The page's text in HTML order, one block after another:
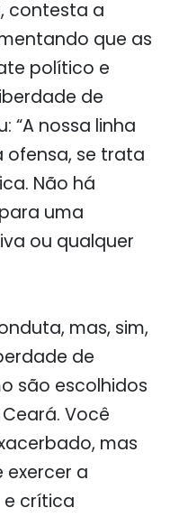
contesta a
que as
político e
de
“A nossa linha
ofensa, se trata
Não há
uma
ou qualquer
mas, sim,
de
são escolhidos
Você
mas
exercer a
e crítica